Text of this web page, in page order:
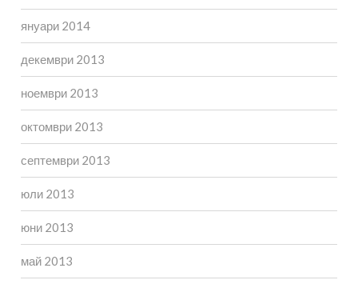
януари 2014
декември 2013
ноември 2013
октомври 2013
септември 2013
юли 2013
юни 2013
май 2013